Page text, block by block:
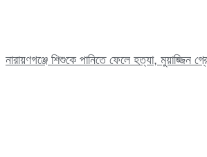
নারায়ণগঞ্জে শিশুকে পানিতে ফেলে হত্যা, মুয়াজ্জিন